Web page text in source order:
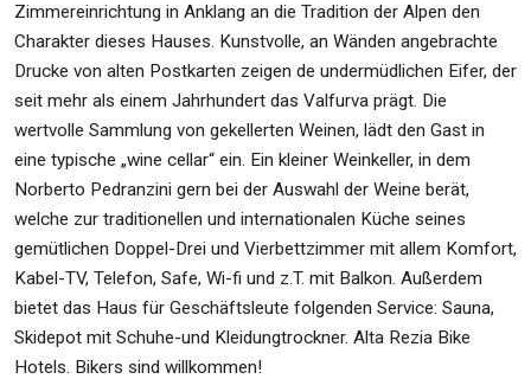
Zimmereinrichtung in Anklang an die Tradition der Alpen den
Charakter dieses Hauses. Kunstvolle, an Wänden angebrachte
Drucke von alten Postkarten zeigen de undermüdlichen Eifer, der
seit mehr als einem Jahrhundert das Valfurva prägt. Die
wertvolle Sammlung von gekellerten Weinen, lädt den Gast in
eine typische „wine cellar“ ein. Ein kleiner Weinkeller, in dem
Norberto Pedranzini gern bei der Auswahl der Weine berät,
welche zur traditionellen und internationalen Küche seines
gemütlichen Doppel-Drei und Vierbettzimmer mit allem Komfort,
Kabel-TV, Telefon, Safe, Wi-fi und z.T. mit Balkon. Außerdem
bietet das Haus für Geschäftsleute folgenden Service: Sauna,
Skidepot mit Schuhe-und Kleidungtrockner. Alta Rezia Bike
Hotels. Bikers sind willkommen!